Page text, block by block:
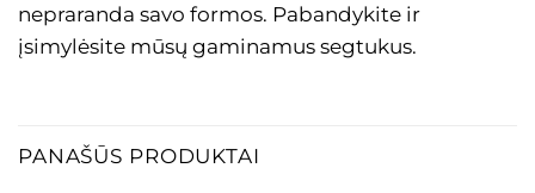
nepraranda savo formos. Pabandykite ir
įsimylėsite mūsų gaminamus segtukus.
PANAŠŪS PRODUKTAI